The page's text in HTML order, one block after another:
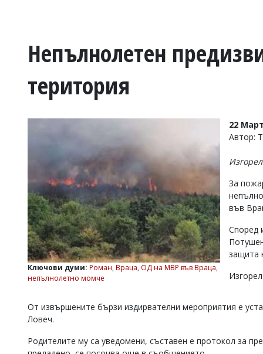
ВОЙНАТА
УКРАЙНА
Управители:
Веселин
Василев,
v.vasilev@flagman.bg
Касабова,
k.kassabova@flagman.bg
редактор:
Колев,
office@flagman.bg
Непълнолетен
територия
Ключови думи: Роман, Враца, ОД на МВР във Враца,
непълнолетно момче
22
Автор:
За
във
Според
защита
От извършените бързи издирвателни мероприятия е
Ловеч.
Родителите му са уведомени, съставен е протокол за